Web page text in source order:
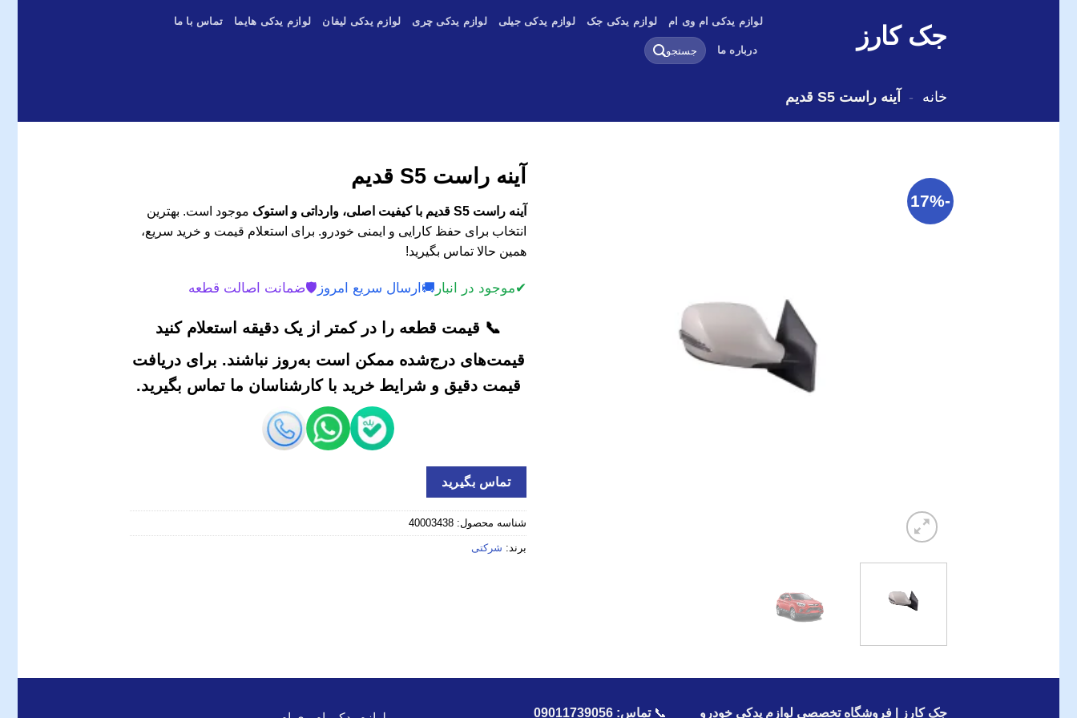
جک کارز
لوازم یدکی ام وی ام لوازم یدکی جک لوازم یدکی جیلی لوازم یدکی چری لوازم یدکی لیفان لوازم یدکی هایما تماس با ما
درباره ما
جستجو
برای:
خانه - آینه راست S5 قدیم
-17%
آینه راست S5 قدیم
آینه راست S5 قدیم با کیفیت اصلی، وارداتی و استوک
موجود است. بهترین
انتخاب برای حفظ کارایی و ایمنی خودرو. برای استعلام قیمت و خرید سریع،
همین حالا تماس بگیرید!
✔موجود در انبار 🚚 ارسال سریع امروز 🛡️ضمانت اصالت قطعه
📞 قیمت قطعه را در کمتر از یک دقیقه استعلام کنید
قیمت‌های درج‌شده ممکن است به‌روز نباشند. برای دریافت
قیمت دقیق و شرایط خرید با کارشناسان ما تماس بگیرید.
تماس بگیرید
شناسه محصول: 40003438
برند: شرکتی
جک کارز | فروشگاه تخصصی لوازم یدکی خودرو 📞تماس: 09011739056